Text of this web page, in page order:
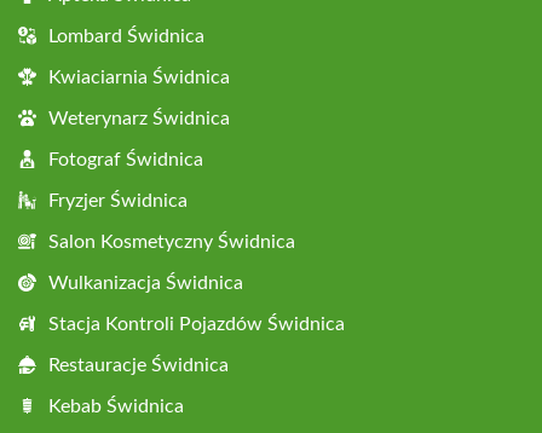
Lombard Świdnica
Kwiaciarnia Świdnica
Weterynarz Świdnica
Fotograf Świdnica
Fryzjer Świdnica
Salon Kosmetyczny Świdnica
Wulkanizacja Świdnica
Stacja Kontroli Pojazdów Świdnica
Restauracje Świdnica
Kebab Świdnica